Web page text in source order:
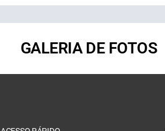
GALERIA DE FOTOS